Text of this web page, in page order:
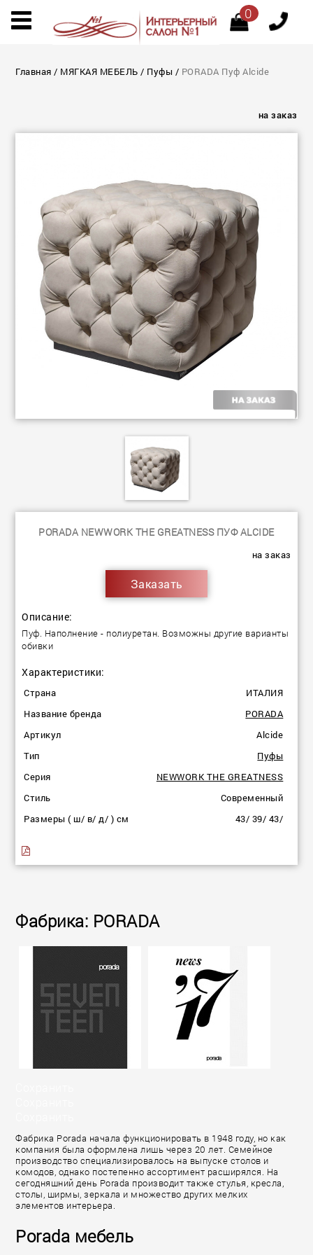
0
Главная / МЯГКАЯ МЕБЕЛЬ / Пуфы / PORADA Пуф Alcide
на заказ
PORADA NEWWORK THE GREATNESS ПУФ ALCIDE
на заказ
Заказать
Описание:
Пуф. Наполнение - полиуретан. Возможны другие варианты
обивки
Характеристики:
Страна
ИТАЛИЯ
Название бренда
PORADA
Артикул
Alcide
Тип
Пуфы
Серия
NEWWORK THE GREATNESS
Стиль
Современный
Размеры ( ш/ в/ д/ ) см
43/ 39/ 43/
Фабрика: PORADA
Фабрика Porada начала функционировать в 1948 году, но как
компания была оформлена лишь через 20 лет. Семейное
производство специализировалось на выпуске столов и
комодов, однако постепенно ассортимент расширялся. На
сегодняшний день Porada производит также стулья, кресла,
столы, ширмы, зеркала и множество других мелких
элементов интерьера.
Porada мебель